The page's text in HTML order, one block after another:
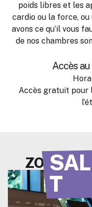
T
poids libres et les
cardio ou la force, ou
avons ce qu’il vous
de nos chambres
Accès
Accès gratuit pour
ZONES